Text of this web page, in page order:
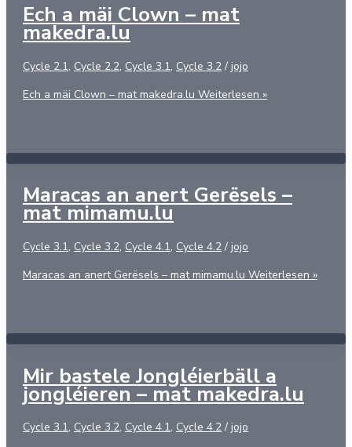
Ech a mäi Clown – mat
makedra.lu
Cycle 2.1, Cycle 2.2, Cycle 3.1, Cycle 3.2 / jojo
Ech a mäi Clown – mat makedra.lu Weiterlesen »
Maracas an anert Gerësels –
mat mimamu.lu
Cycle 3.1, Cycle 3.2, Cycle 4.1, Cycle 4.2 / jojo
Maracas an anert Gerësels – mat mimamu.lu Weiterlesen »
Mir bastele Jongléierbäll a
jongléieren – mat makedra.lu
Cycle 3.1, Cycle 3.2, Cycle 4.1, Cycle 4.2 / jojo